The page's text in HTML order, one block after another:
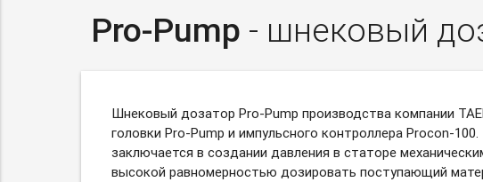
Pro-Pump - шнековый
Шнековый дозатор Pro-Pump производствакомпании
головки Pro-Pump и импульсного контроллера Procon-100.
заключается в создании давления в статоре
высокой равномерностью дозировать поступающий